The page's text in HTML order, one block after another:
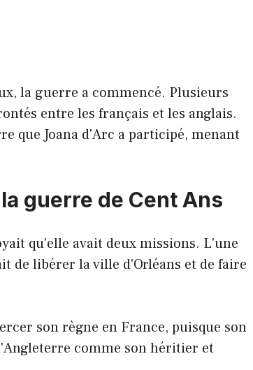
la guerre a commencé. Plusieurs
entre les français et les anglais.
que Joana d'Arc a participé, menant
guerre de Cent Ans
qu'elle avait deux missions. L'une
de libérer la ville d'Orléans et de faire
son règne en France, puisque son
comme son héritier et